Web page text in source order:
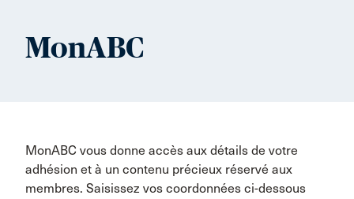
MonABC
MonABC vous donne accès aux détails de votre
adhésion et à un contenu précieux réservé aux
membres. Saisissez vos coordonnées ci-dessous